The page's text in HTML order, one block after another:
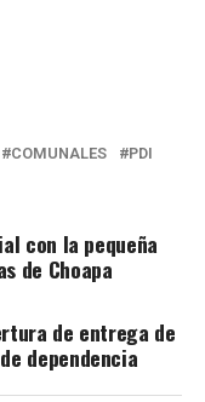
COMUNALES
PDI
con la pequeña
de Choapa
de entrega de
dependencia